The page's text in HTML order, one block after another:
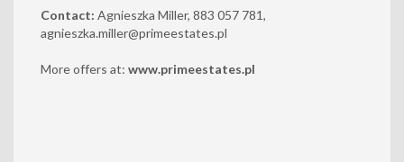
Contact: Agnieszka Miller, 883 057 781,
agnieszka.miller@primeestates.pl
More offers at: www.primeestates.pl